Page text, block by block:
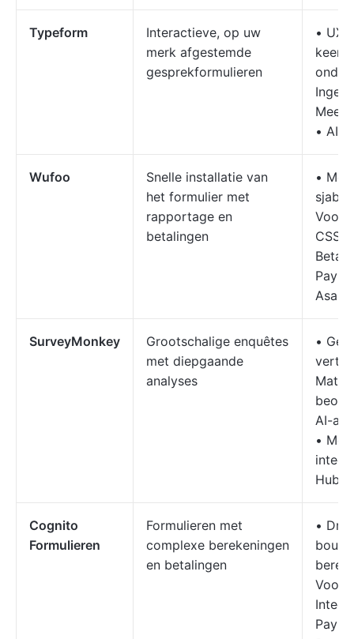
Typeform
Interactieve, op uw
merk afgestemde
gesprekformulieren
• UX
keer
Meer
• AI-
Wufoo
Snelle installatie van
het formulier met
rapportage en
betalingen
•
CSS-
SurveyMonkey
Grootschalige enquêtes
met diepgaande
analyses
•
AI-
•
Cognito
Formulieren
Formulieren met
complexe berekeningen
en betalingen
•